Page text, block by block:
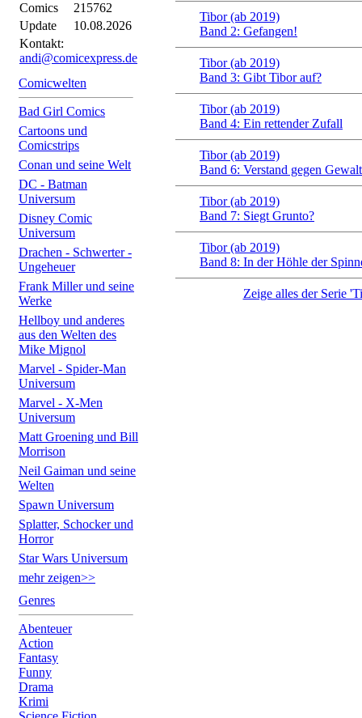
Comics
215762
Update
10.08.2026
Kontakt:
andi@comicexpress.de
Comicwelten
Bad Girl Comics
Cartoons und
Comicstrips
Conan und seine Welt
DC - Batman
Universum
Disney Comic
Universum
Drachen - Schwerter -
Ungeheuer
Frank Miller und seine
Werke
Hellboy und anderes
aus den Welten des
Mike Mignol
Marvel - Spider-Man
Universum
Marvel - X-Men
Universum
Matt Groening und Bill
Morrison
Neil Gaiman und seine
Welten
Spawn Universum
Splatter, Schocker und
Horror
Star Wars Universum
mehr zeigen>>
Genres
Abenteuer
Action
Fantasy
Funny
Drama
Krimi
Tibor (ab 2019)
Band 2: Gefangen!
Tibor (ab 2019)
Band 3: Gibt Tibor auf?
Tibor (ab 2019)
Band 4: Ein rettender Zufall
Tibor (ab 2019)
Band 6: Verstand gegen Gewalt
Tibor (ab 2019)
Band 7: Siegt Grunto?
Tibor (ab 2019)
Band 8: In der Höhle der
Zeige alles der Serie